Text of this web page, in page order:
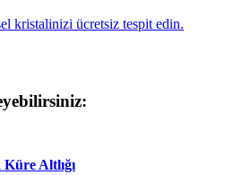
kristalinizi ücretsiz tespit edin.
Altlığı